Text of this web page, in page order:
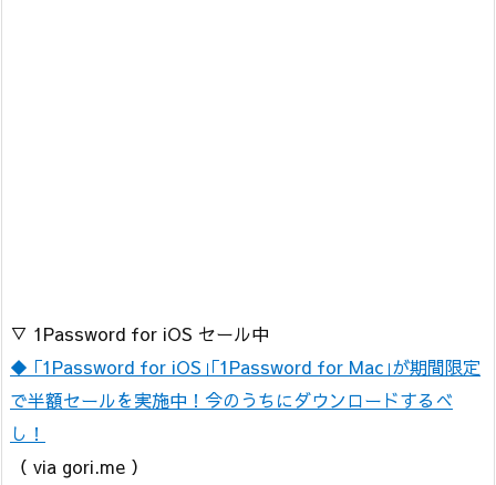
▽ 1Password for iOS セール中
◆ ｢1Password for iOS｣｢1Password for Mac｣が期間限定
で半額セールを実施中！今のうちにダウンロードするべ
し！
（ via gori.me ）